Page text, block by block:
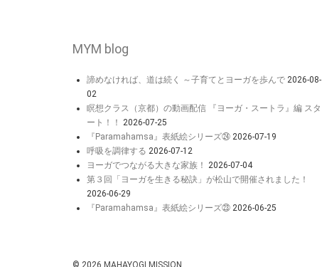
MYM blog
諦めなければ、道は続く ～子育てとヨーガを歩んで 2026-08-
02
瞑想クラス（京都）の動画配信 『ヨーガ・スートラ』編 スタ
ート！！
2026-07-25
『Paramahamsa』表紙絵シリーズ㉔ 2026-07-19
呼吸を調律する 2026-07-12
ヨーガでつながる大きな家族！
2026-07-04
第３回「ヨーガを生きる秘訣」が松山で開催されました！
2026-06-29
『Paramahamsa』表紙絵シリーズ㉓ 2026-06-25
© 2026 MAHAYOGI MISSION